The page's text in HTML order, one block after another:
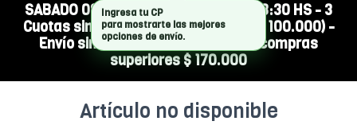
SABADO 08/08 ABIERTO DE 10:00 A 13:30 HS - 3
Cuotas sin interés (compra mínima $ 100.000) -
Envío sin cargo a todo el país por compras
superiores $ 170.000
Artículo no disponible
Ingresa tu CP
para mostrarte las mejores
opciones de envío.